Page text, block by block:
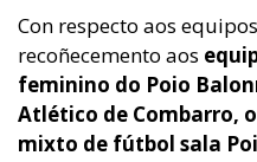
Con respecto aos
recoñecemento aos
feminino do Poio
Atlético de Combarro,
mixto de fútbol sala